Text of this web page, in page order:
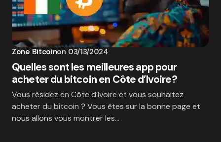
Zone Bitcoinon 03/13/2024
Quelles sont les meilleures app pour
acheter du bitcoin en Côte d’Ivoire?
Vous résidez en Côte d’Ivoire et vous souhaitez
acheter du bitcoin ? Vous êtes sur la bonne page et
nous allons vous montrer les…